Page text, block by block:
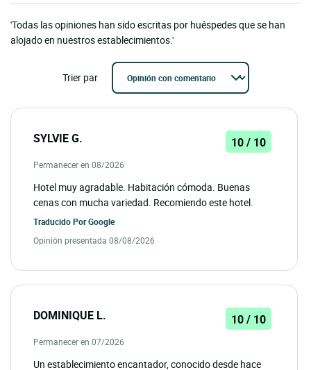
'Todas las opiniones han sido escritas por huéspedes que se han
alojado en nuestros establecimientos.'
Trier par
SYLVIE G. 10 / 10
Permanecer en 08/2026
Hotel muy agradable. Habitación cómoda. Buenas
cenas con mucha variedad. Recomiendo este hotel.
Traducido PorGoogle
Opinión presentada 08/08/2026
DOMINIQUE L. 10 / 10
Permanecer en 07/2026
Un establecimiento encantador, conocido desde hace